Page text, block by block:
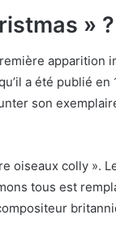
» ?
a été publié
son
colly ».
tous est